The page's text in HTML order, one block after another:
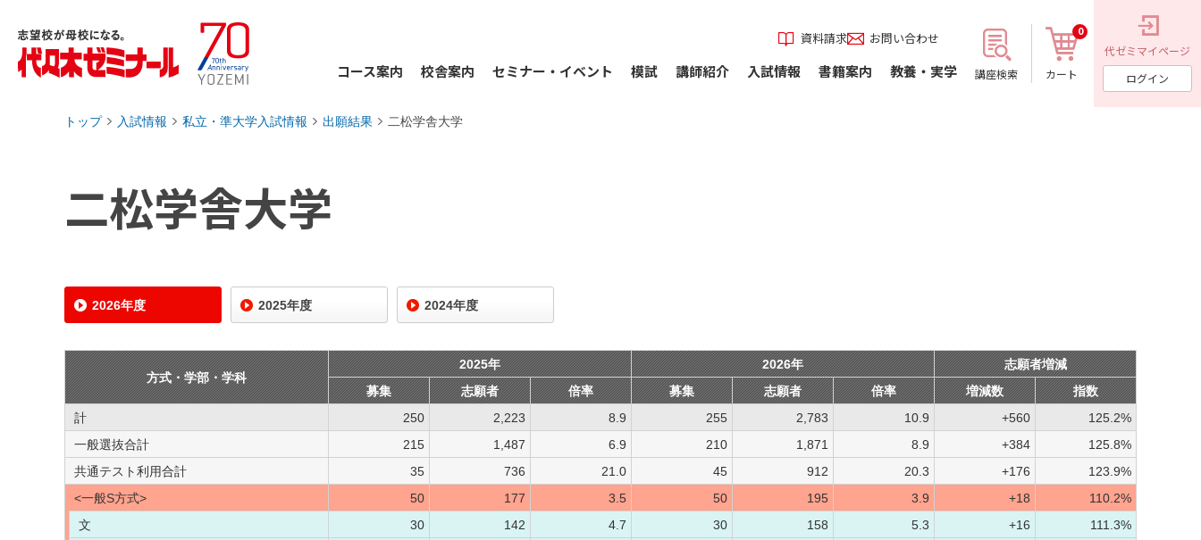
資料請求 お問い合わせ
コース案内 校舎案内 セミナー・イベント 模試 講師紹介 入試情報 書籍案内 教養・実学 講座検索 カート
0
代ゼミマイページ
ログイン
トップ 入試情報 私立・準大学入試情報 出願結果 二松学舎大学
二松学舎大学
2026年度 2025年度 2024年度
方式・学部・学科
2025年 2026年
志願者増減
募集
志願者 倍率 募集 志願者 倍率 増減数
指数
計
250 2,223 8.9 255 2,783 10.9 +560
125.2%
一般選抜合計
215 1,487 6.9 210 1,871 8.9 +384
125.8%
共通テスト利用合計
35 736 21.0 45 912 20.3 +176
123.9%
<一般S方式>
50 177 3.5 50 195 3.9 +18
110.2%
文
30 142 4.7 30 158 5.3 +16
111.3%